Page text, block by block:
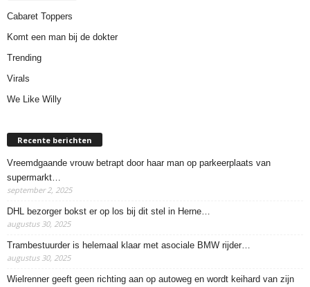
Cabaret Toppers
Komt een man bij de dokter
Trending
Virals
We Like Willy
Recente berichten
Vreemdgaande vrouw betrapt door haar man op parkeerplaats van
supermarkt…
september 2, 2025
DHL bezorger bokst er op los bij dit stel in Herne…
augustus 30, 2025
Trambestuurder is helemaal klaar met asociale BMW rijder…
augustus 30, 2025
Wielrenner geeft geen richting aan op autoweg en wordt keihard van zijn